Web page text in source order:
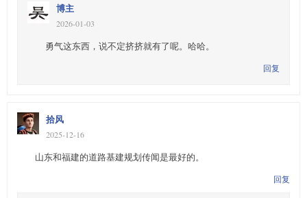
博主
2026-01-03
勇气这东西，说不定挤挤就有了呢。哈哈。
回复
拾风
2025-12-16
山东和福建的道路基建规划传闻是最好的。
回复